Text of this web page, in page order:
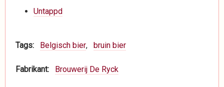
Untappd
Tags Belgisch bier bruin bier
Fabrikant Brouwerij De Ryck